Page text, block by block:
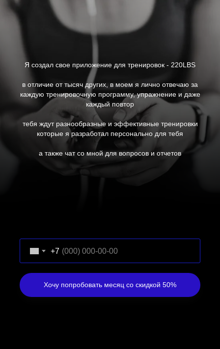
Я создал свое приложение для тренировок - 220LBS
в отличие от тысяч других, в моем я лично отвечаю за
каждую тренировочную программу, упражнение и даже
каждый повтор
тебя ждут разнообразные и эффективные тренировки
которые я разработал персонально для тебя
а также чат со мной для вопросов и отчетов
+7
Хочу попробовать месяц со скидкой 50%